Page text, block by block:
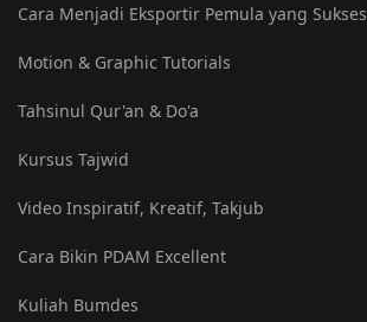
Cara Menjadi Eksportir Pemula yang Sukses
Motion & Graphic Tutorials
Tahsinul Qur'an & Do'a
Kursus Tajwid
Video Inspiratif, Kreatif, Takjub
Cara Bikin PDAM Excellent
Kuliah Bumdes